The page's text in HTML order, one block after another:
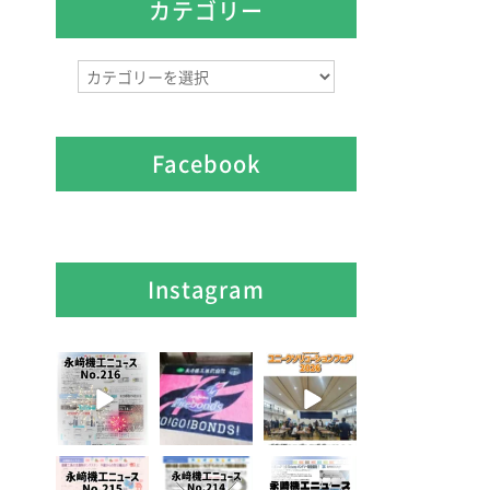
カテゴリー
カ
テ
Facebook
Instagram
8月 7
2 0
7月 28
7 0
7月 27
6 0
7月 3 6月 3 5月 13